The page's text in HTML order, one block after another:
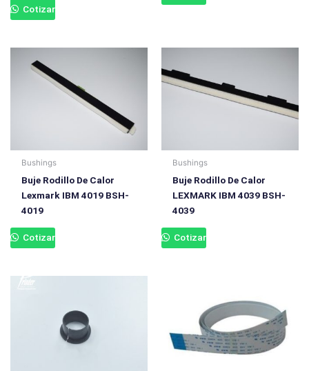
Cotizar
Bushings
Buje Rodillo De Calor
Lexmark IBM 4019 BSH-
4019
Cotizar
Bushings
Buje Rodillo De Calor
LEXMARK IBM 4039 BSH-
4039
Cotizar